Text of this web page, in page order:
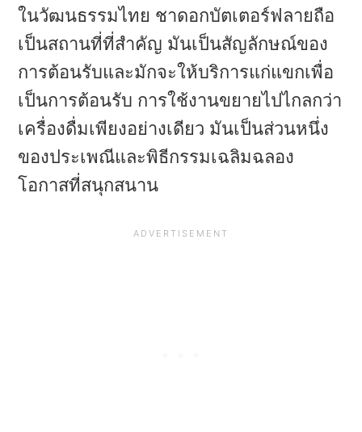
ในวัฒนธรรมไทย ชาดอกบัตเตอร์ฟลายถือ
เป็นสถานที่ที่สําคัญ มันเป็นสัญลักษณ์ของ
การต้อนรับและมักจะให้บริการแก่แขกเพื่อ
เป็นการต้อนรับ การใช้งานขยายไปไกลกว่า
เครื่องดื่มเพียงอย่างเดียว มันเป็นส่วนหนึ่ง
ของประเพณีและพิธีกรรมเฉลิมฉลอง
โอกาสที่สนุกสนาน